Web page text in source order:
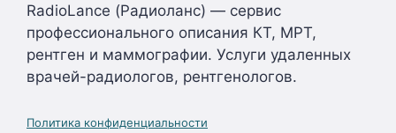
RadioLance (Радиоланс) — сервис
профессионального описания КТ, МРТ,
рентген и маммографии. Услуги удаленных
врачей-радиологов, рентгенологов.
Политика конфиденциальности